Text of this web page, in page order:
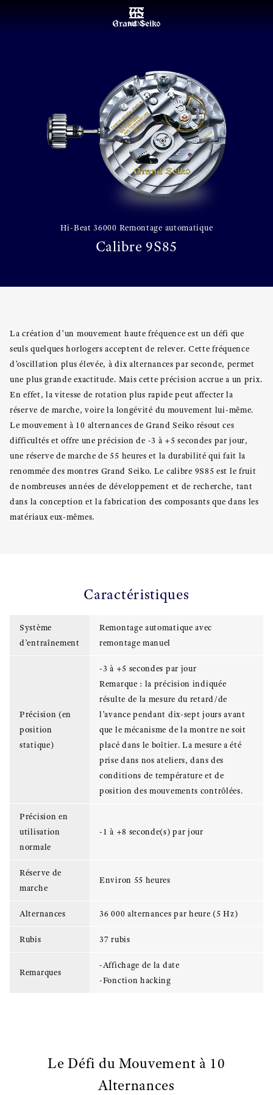
MENU
Hi-Beat 36000 Remontage automatique
Calibre 9S85
La création d’un mouvement haute fréquence est un défi que
seuls quelques horlogers acceptent de relever. Cette fréquence
d’oscillation plus élevée, à dix alternances par seconde, permet
une plus grande exactitude. Mais cette précision accrue a un prix.
En effet, la vitesse de rotation plus rapide peut affecter la
réserve de marche, voire la longévité du mouvement lui-même.
Le mouvement à 10 alternances de Grand Seiko résout ces
difficultés et offre une précision de -3 à +5 secondes par jour,
une réserve de marche de 55 heures et la durabilité qui fait la
renommée des montres Grand Seiko. Le calibre 9S85 est le fruit
de nombreuses années de développement et de recherche, tant
dans la conception et la fabrication des composants que dans les
matériaux eux-mêmes.
Caractéristiques
Système
d’entraînement
Remontage automatique avec
remontage manuel
Précision (en
position
statique)
-3 à +5 secondes par jour
Remarque : la précision indiquée
résulte de la mesure du retard/de
l’avance pendant dix-sept jours avant
que le mécanisme de la montre ne soit
placé dans le boîtier. La mesure a été
prise dans nos ateliers, dans des
conditions de température et de
position des mouvements contrôlées.
Précision en
utilisation
normale
-1 à +8 seconde(s) par jour
Réserve de
marche
Environ 55 heures
Alternances 36 000 alternances par heure (5 Hz)
Rubis 37 rubis
Remarques
-Affichage de la date
-Fonction hacking
Le Défi du Mouvement à 10
Alternances